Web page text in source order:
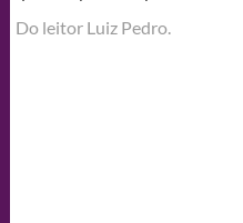
Do leitor Luiz Pedro.